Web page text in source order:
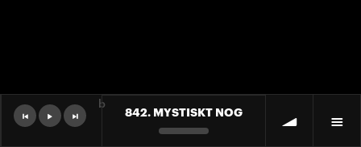
842. MYSTISKT NOG
b